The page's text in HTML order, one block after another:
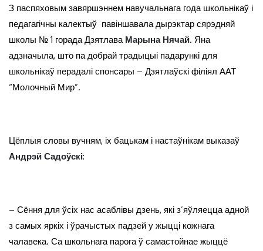
З паспяховым завяршэннем навучальнага года школьнікаў і
педагагічны калектыў павіншавала дырэктар сярэдняй
школы № 1 горада ДзятлаваМарына Нячай. Яна
адзначыла, што па добрай традыцыі падарункі для
школьнікаў перадалі спонсары – Дзятлаўскі філіял ААТ
“Молочный Мир”.
Цёплыя словы вучням, іх бацькам і настаўнікам выказаў
Андрэй Садоўскі:
– Сёння для ўсіх нас асаблівы дзень, які з’яўляецца адной
з самых яркіх і ўрачыстых падзей у жыцці кожнага
чалавека. Са школьнага парога ў самастойнае жыццё